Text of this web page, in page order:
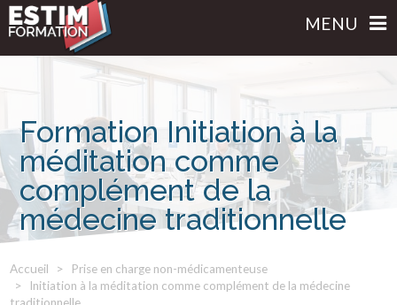
MENU
Formation Initiation à la
méditation comme
complément de la
médecine traditionnelle
Accueil
Prise en charge non-médicamenteuse
Initiation à la méditation comme complément de la médecine